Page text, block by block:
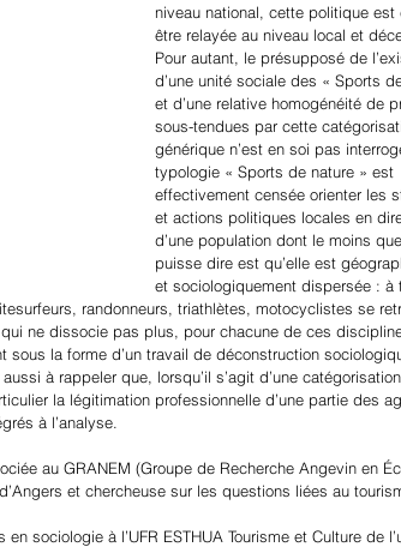
niveau national, cette politique est
être relayée au niveau local et
Pour autant, le présupposé de
d’une unité sociale des « Sports
et d’une relative homogénéité de
sous-tendues par cette
générique n’est en soi pas
typologie « Sports de nature » est
effectivement censée orienter les
et actions politiques locales en
d’une population dont le moins
puisse dire est qu’elle est
et sociologiquement dispersée : à
randonneurs, triathlètes, motocyclistes se
ne dissocie pas plus, pour chacune de ces
sous la forme d’un travail de déconstruction
à rappeler que, lorsqu’il s’agit d’une
la légitimation professionnelle d’une partie des
à l’analyse.
au GRANEM (Groupe de Recherche Angevin en
et chercheuse sur les questions liées au
sociologie à l’UFR ESTHUA Tourisme et Culture de